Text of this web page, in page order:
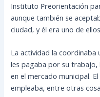
Instituto Preorientación
aunque también se
ciudad, y él era uno de
La actividad la coordinaba
les pagaba por sutrabajo,
en el mercado municipal.
empleaba, entre otras